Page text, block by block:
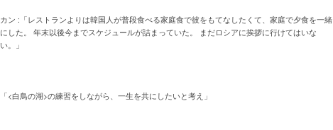
カン :「レストランよりは韓国人が普段食べる家庭食で彼をもてなしたくて、家庭で夕食を一緒
にした。 年末以後今までスケジュールが詰まっていた。 まだロシアに挨拶に行けてはいな
い。」
「<白鳥の湖>の練習をしながら、一生を共にしたいと考え」